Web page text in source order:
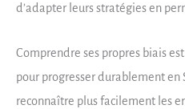
d’adapter leurs stratégies en
Comprendre ses propres biais
pour progresser durablement
reconnaître plus facilement les